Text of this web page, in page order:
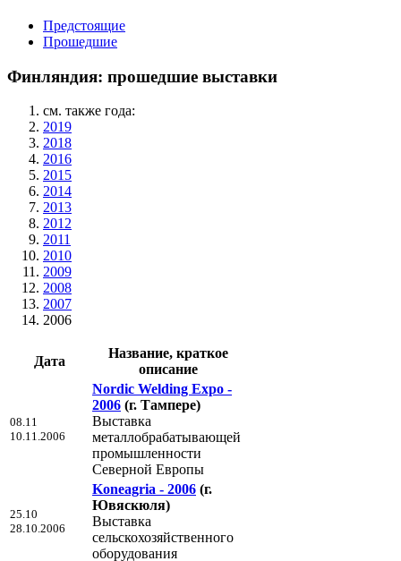
Предстоящие
Прошедшие
Финляндия: прошедшие выставки
см. также года:
2019
2018
2016
2015
2014
2013
2012
2011
2010
2009
2008
2007
2006
Дата
Название, краткое
описание
08.11
10.11.2006
Nordic Welding Expo -
2006 (г. Тампере)
Выставка
металлобрабатывающей
промышленности
Северной Европы
25.10
28.10.2006
Koneagria - 2006 (г.
Ювяскюля)
Выставка
сельскохозяйственного
оборудования